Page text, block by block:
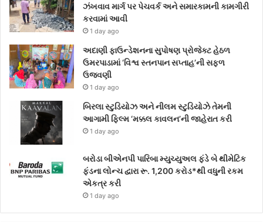
ઝંખવાવ માર્ગ પર પેચવર્ક અને સમારકામની કામગીરી
કરવામાં આવી
1 day ago
અદાણી ફાઉન્ડેશનના સુપોષણ પ્રોજેક્ટ હેઠળ
ઉમરપાડામાં ‘વિશ્વ સ્તનપાન સપ્તાહ’ની સફળ
ઉજવણી
1 day ago
બિરલા સ્ટુડિયોઝ અને નીલમ સ્ટુડિયોઝે તેમની
આગામી ફિલ્મ ‘મક્કલ કાવલન’ની જાહેરાત કરી
1 day ago
બરોડા બીએનપી પારિબા મ્યુચ્યુઅલ ફંડે બે થીમેટિક
ફંડના લોન્ચ દ્વારા રૂ. 1,200 કરોડ*થી વધુની રકમ
એકત્ર કરી
1 day ago